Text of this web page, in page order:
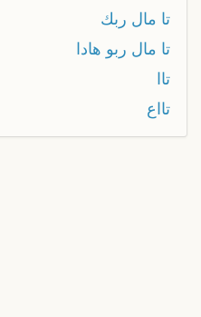
تا مال ربك
تا مال ربو هادا
تاا
تااع